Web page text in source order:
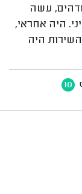
עשה
היה אחראי,
היה
10